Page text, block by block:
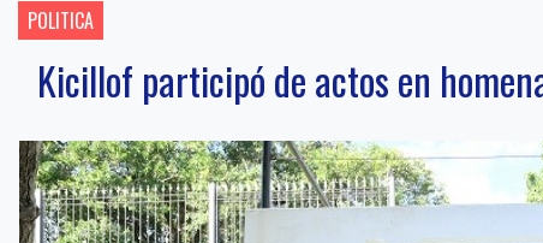
POLITICA
Kicillof participó de actos en